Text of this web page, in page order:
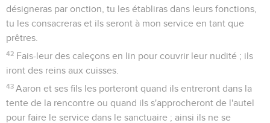
désigneras par onction, tu les établiras dans leurs fonctions,
tu les consacreras et ils seront à mon service en tant que
prêtres.
42 Fais-leur des caleçons en lin pour couvrir leur nudité ; ils
iront des reins aux cuisses.
43 Aaron et ses fils les porteront quand ils entreront dans la
tente de la rencontre ou quand ils s'approcheront de l'autel
pour faire le service dans le sanctuaire ; ainsi ils ne se